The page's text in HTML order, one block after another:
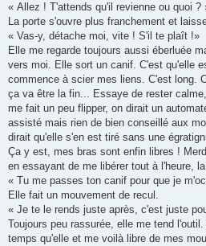
« Allez ! T'attends qu'il revienne ou quoi ?
La porte s'ouvre plus franchement et
« Vas-y, détache moi, vite ! S'il te plaît !»
Elle me regarde toujours aussi éberluée
vers moi. Elle sort un canif. C'est qu'elle
commence à scier mes liens. C'est long.
ça va être la fin... Essaye de rester
me fait un peu flipper, on dirait un
assisté mais rien de bien conseillé aux
dirait qu'elle s'en est tiré sans une
Ça y est, mes bras sont enfin libres !
en essayant de me libérer tout à l'heure,
« Tu me passes ton canif pour que je
Elle fait un mouvement de recul.
« Je te le rends juste après, c'est juste
Toujours peu rassurée, elle me tend
temps qu'elle et me voilà libre de mes